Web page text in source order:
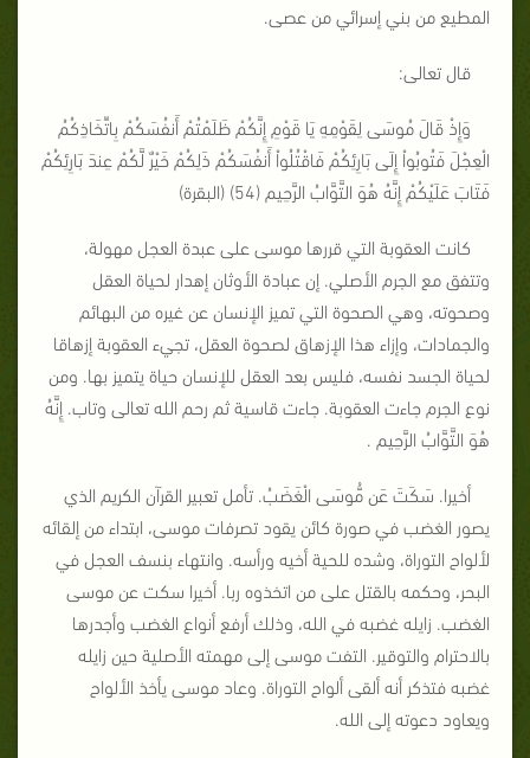
المطيع من بني إسرائي من عصى.
قال تعالى:
وَإِذْ قَالَ مُوسَى لِقَوْمِهِ يَا قَوْمِ إِنَّكُمْ ظَلَمْتُمْ أَنفُسَكُمْ بِاتِّخَاذِكُمُ
الْعِجْلَ فَتُوبُواْ إِلَى بَارِئِكُمْ فَاقْتُلُواْ أَنفُسَكُمْ ذَلِكُمْ خَيْرٌ لَّكُمْ عِندَ بَارِئِكُمْ
فَتَابَ عَلَيْكُمْ إِنَّهُ هُوَ التَّوَّابُ الرَّحِيم (54) (البقرة)
كانت العقوبة التي قررها موسى على عبدة العجل مهولة،
وتتفق مع الجرم الأصلي. إن عبادة الأوثان إهدار لحياة العقل
وصحوته، وهي الصحوة التي تميز الإنسان عن غيره من البهائم
والجمادات، وإزاء هذا الإزهاق لصحوة العقل، تجيء العقوبة إزهاقا
لحياة الجسد نفسه، فليس بعد العقل للإنسان حياة يتميز بها. ومن
نوع الجرم جاءت العقوبة. جاءت قاسية ثم رحم الله تعالى وتاب. إِنَّهُ
هُوَ التَّوَّابُ الرَّحِيم .
أخيرا. سَكَتَ عَن مُّوسَى الْغَضَبُ. تأمل تعبير القرآن الكريم الذي
يصور الغضب في صورة كائن يقود تصرفات موسى، ابتداء من إلقائه
لألواح التوراة، وشده للحية أخيه ورأسه. وانتهاء بنسف العجل في
البحر، وحكمه بالقتل على من اتخذوه ربا. أخيرا سكت عن موسى
الغضب. زايله غضبه في الله، وذلك أرفع أنواع الغضب وأجدرها
بالاحترام والتوقير. التفت موسى إلى مهمته الأصلية حين زايله
غضبه فتذكر أنه ألقى ألواح التوراة. وعاد موسى يأخذ الألواح
ويعاود دعوته إلى الله.